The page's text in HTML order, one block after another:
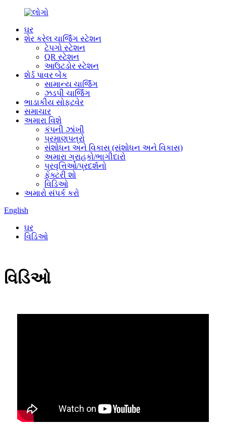
ઘર
શેર કરેલ ચાર્જિંગ સ્ટેશન
ટેપગો સ્ટેશન
QR સ્ટેશન
આઉટડોર સ્ટેશન
શેર્ડ પાવર બેંક
સામાન્ય ચાર્જિંગ
ઝડપી ચાર્જિંગ
ભાડાકીય સોફ્ટવેર
સમાચાર
અમારા વિશે
કંપની ઝાંખી
પ્રમાણપત્રો
સંશોધન અને વિકાસ (સંશોધન અને વિકાસ)
અમારા ગ્રાહકો/ભાગીદારો
પ્રવૃત્તિઓ/પ્રદર્શનો
ફેક્ટરી શો
વિડિઓ
અમારો સંપર્ક કરો
English
ઘર
વિડિઓ
વિડિઓ